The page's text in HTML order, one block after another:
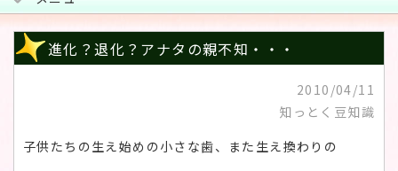
トップページ
治療について
進化？退化？アナタの親不知・・・
2010/04/11
知っとく豆知識
子供たちの生え始めの小さな歯、また生え換わりの